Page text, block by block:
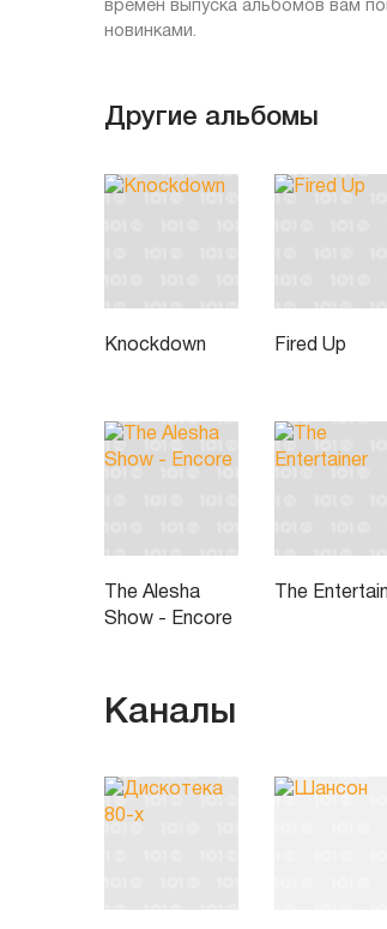
времен выпуска альбомов вам
новинками.
Другие альбомы
Knockdown Fired Up
The Alesha
Show - Encore
The
Каналы